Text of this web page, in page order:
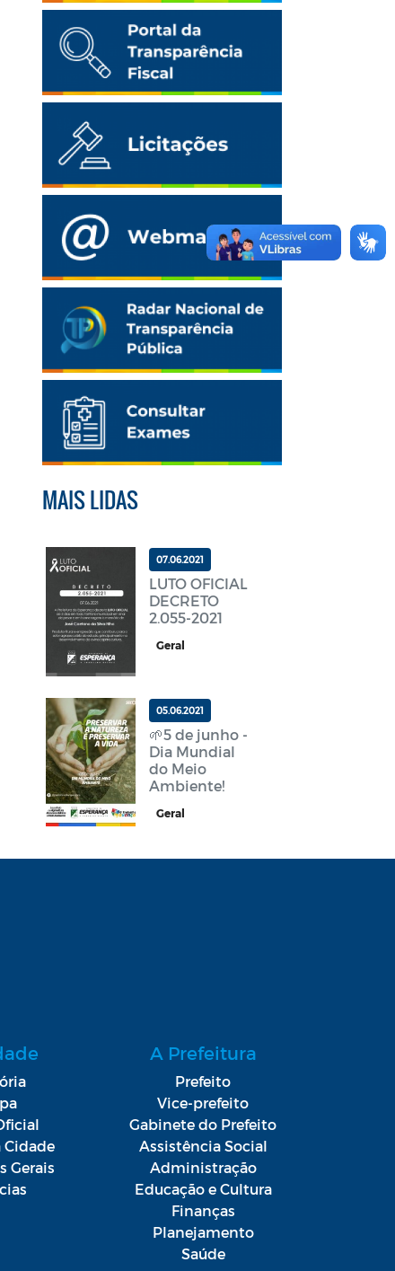
MAIS LIDAS
07.06.2021
LUTO OFICIAL
DECRETO
2.055-2021
Geral
05.06.2021
🌱5 de junho -
Dia Mundial
do Meio
Ambiente!
Geral
Cidade
Gerais
A Prefeitura
Prefeito
Vice-prefeito
Gabinete do Prefeito
Assistência Social
Administração
Educação e Cultura
Finanças
Planejamento
Saúde